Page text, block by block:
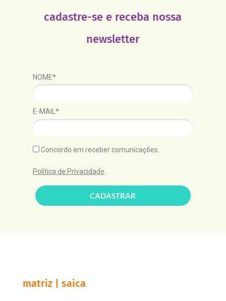
cadastre-se e receba nossa
newsletter
NOME*
E-MAIL*
Concordo em receber comunicações.
Política de Privacidade
CADASTRAR
matriz | saica